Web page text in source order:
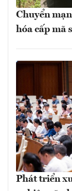
Chuyển
hóa cấp mã
Phát triển